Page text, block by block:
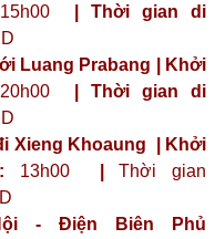
| Thời gian di
Luang Prabang | Khởi
| Thời gian di
Xieng Khoaung | Khởi
13h00|Thời gian
- Điện Biên Phủ